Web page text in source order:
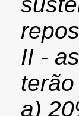
II -
a)